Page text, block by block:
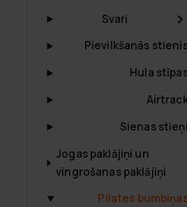
Svari
Pievilkšanās
Hula
Sienas stieņi
Jogas paklājiņi un
vingrošanas paklājiņi
Pilates